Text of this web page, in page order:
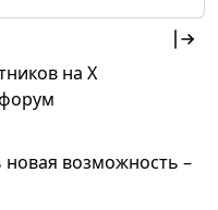
на X
новая возможность –